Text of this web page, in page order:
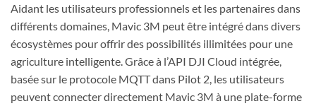
Aidant les utilisateurs professionnels et les partenaires dans
différents domaines, Mavic 3M peut être intégré dans divers
écosystèmes pour offrir des possibilités illimitées pour une
agriculture intelligente. Grâce à l’API DJI Cloud intégrée,
basée sur le protocole MQTT dans Pilot 2, les utilisateurs
peuvent connecter directement Mavic 3M à une plate-forme